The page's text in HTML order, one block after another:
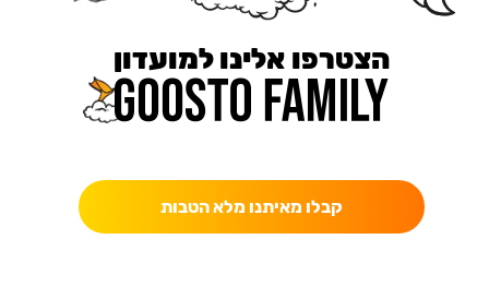
הצטרפו אלינו למועדון
קבלו מאיתנו מלא הטבות